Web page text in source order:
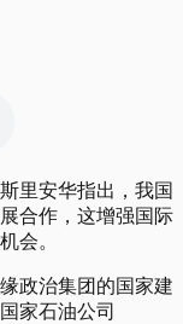
里安华指出，我国
合作，这增强国际
会。
政治集团的国家建
家石油公司